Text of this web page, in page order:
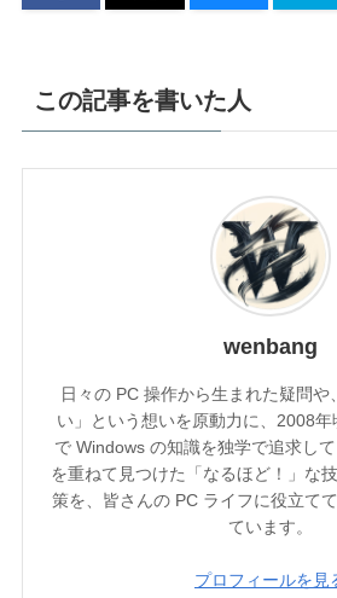
この記事を書いた人
wenbang
日々の PC 操作から生まれた疑問や
い」という想いを原動力に、2008年
で Windows の知識を独学で追求し
を重ねて見つけた「なるほど！」な
策を、皆さんの PC ライフに役立て
ています。
プロフィールを見